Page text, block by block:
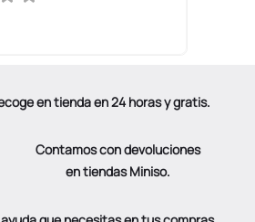
en tienda en 24 horas y gratis.
Contamos con devoluciones
en tiendas Miniso.